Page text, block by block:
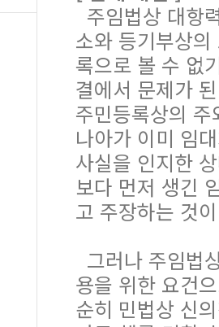
주임법상 대항
소와 등기부상
록으로 볼 수 없
결에서 문제가
주민등록상의
나아가 이미 임
사실을 인지한
보다 먼저 생긴
고 주장하는 것
그러나 주임법
용을 위한 요건
순히 민법상 신